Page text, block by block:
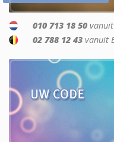
010 713 18 50
02 788 12 43 vanuit